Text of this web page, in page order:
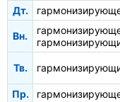
Дт.
Вн.
Тв.
Пр.